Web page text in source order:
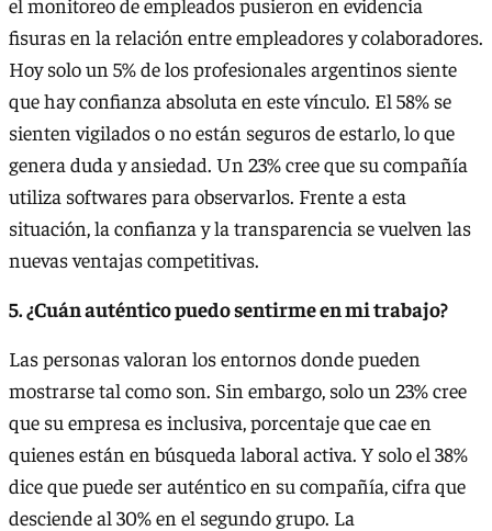
fisuras en la relación entre empleadores y colaboradores.
Hoy solo un 5% de los profesionales argentinos siente
que hay confianza absoluta en este vínculo. El 58% se
sienten vigilados o no están seguros de estarlo, lo que
genera duda y ansiedad. Un 23% cree que su compañía
utiliza softwares para observarlos. Frente a esta
situación, la confianza y la transparencia se vuelven las
nuevas ventajas competitivas.
5. ¿Cuán auténtico puedo sentirme en mi trabajo?
Las personas valoran los entornos donde pueden
mostrarse tal como son. Sin embargo, solo un 23% cree
que su empresa es inclusiva, porcentaje que cae en
quienes están en búsqueda laboral activa. Y solo el 38%
dice que puede ser auténtico en su compañía, cifra que
desciende al 30% en el segundo grupo. La